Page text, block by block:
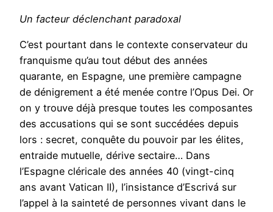
Un facteur déclenchant paradoxal
C’est pourtant dans le contexte conservateur du
franquisme qu’au tout début des années
quarante, en Espagne, une première campagne
de dénigrement a été menée contre l’Opus Dei. Or
on y trouve déjà presque toutes les composantes
des accusations qui se sont succédées depuis
lors : secret, conquête du pouvoir par les élites,
entraide mutuelle, dérive sectaire… Dans
l’Espagne cléricale des années 40 (vingt-cinq
ans avant Vatican II), l’insistance d’Escrivá sur
l’appel à la sainteté de personnes vivant dans le